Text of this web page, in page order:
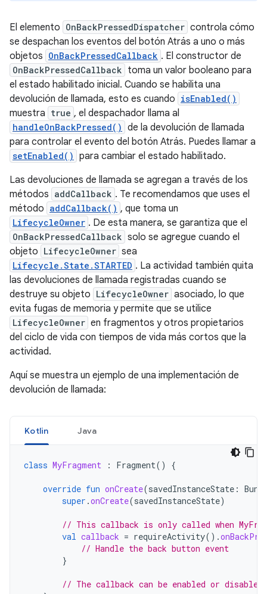
El elemento OnBackPressedDispatcher controla cómo
se despachan los eventos del botón Atrás a uno o más
objetos OnBackPressedCallback . El constructor de
OnBackPressedCallback toma un valor booleano para
el estado habilitado inicial. Cuando se habilita una
devolución de llamada, esto es cuando isEnabled()
muestra true , el despachador llama al
handleOnBackPressed() de la devolución de llamada
para controlar el evento del botón Atrás. Puedes llamar a
setEnabled() para cambiar el estado habilitado.
Las devoluciones de llamada se agregan a través de los
métodos addCallback . Te recomendamos que uses el
método addCallback() , que toma un
LifecycleOwner . De esta manera, se garantiza que el
OnBackPressedCallback solo se agregue cuando el
objeto LifecycleOwner sea
Lifecycle.State.STARTED . La actividad también quita
las devoluciones de llamada registradas cuando se
destruye su objeto LifecycleOwner asociado, lo que
evita fugas de memoria y permite que se utilice
LifecycleOwner en fragmentos y otros propietarios
del ciclo de vida con tiempos de vida más cortos que la
actividad.
Aquí se muestra un ejemplo de una implementación de
devolución de llamada:
Kotlin Java
class MyFragment : Fragment() {
override fun onCreate(savedInstanceState :
super .onCreate(savedInstanceState)
// This callback is only called when
val callback = requireActivity().
// Handle the back button event
}
// The callback can be enabled or